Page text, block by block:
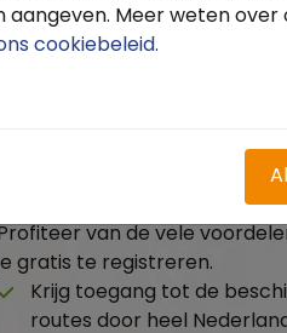
Inloggen
Wachtwoord vergeten?
Heb je nog geen account?
Profiteer van de vele
gratis te registreren.
Krijg toegang tot de
routes door heel
aangeven. Meer weten over
cookiebeleid.